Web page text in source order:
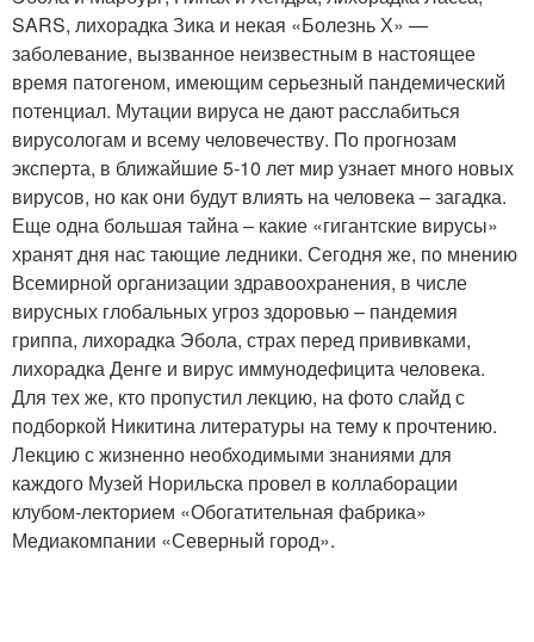
SARS, лихорадка Зика и некая «Болезнь Х» —
заболевание, вызванное неизвестным в настоящее
время патогеном, имеющим серьезный пандемический
потенциал. Мутации вируса не дают расслабиться
вирусологам и всему человечеству. По прогнозам
эксперта, в ближайшие 5-10 лет мир узнает много новых
вирусов, но как они будут влиять на человека – загадка.
Еще одна большая тайна – какие «гигантские вирусы»
хранят дня нас тающие ледники. Сегодня же, по мнению
Всемирной организации здравоохранения, в числе
вирусных глобальных угроз здоровью – пандемия
гриппа, лихорадка Эбола, страх перед прививками,
лихорадка Денге и вирус иммунодефицита человека.
Для тех же, кто пропустил лекцию, на фото слайд с
подборкой Никитина литературы на тему к прочтению.
Лекцию с жизненно необходимыми знаниями для
каждого Музей Норильска провел в коллаборации
клубом-лекторием «Обогатительная фабрика»
Медиакомпании «Северный город».